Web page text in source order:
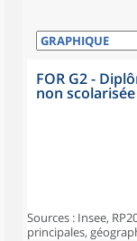
FOR G2 -
non
Sources : Insee,
principales,